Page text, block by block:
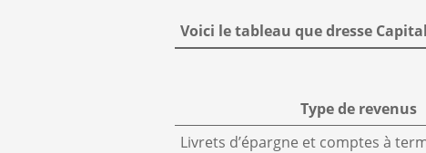
Voici le tableau que dresse
Type de revenus
Livrets d’épargne et comptes à